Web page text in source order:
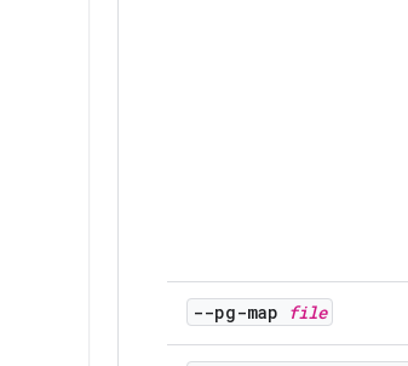
--pg-map file